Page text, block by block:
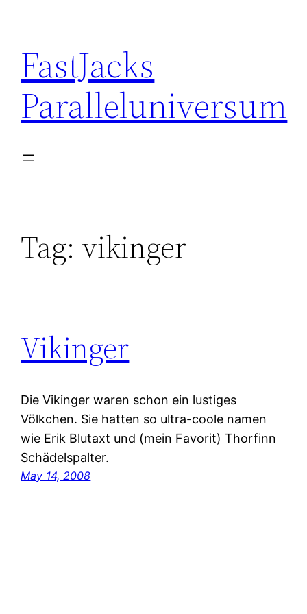
content
FastJacks
Paralleluniversum
Tag: vikinger
Vikinger
Die Vikinger waren schon ein lustiges
Völkchen. Sie hatten so ultra-coole namen
wie Erik Blutaxt und (mein Favorit) Thorfinn
Schädelspalter.
May 14, 2008